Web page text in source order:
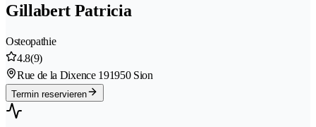
Gillabert Patricia
Osteopathie
4.8(9)
Rue de la Dixence 191950 Sion
Termin reservieren